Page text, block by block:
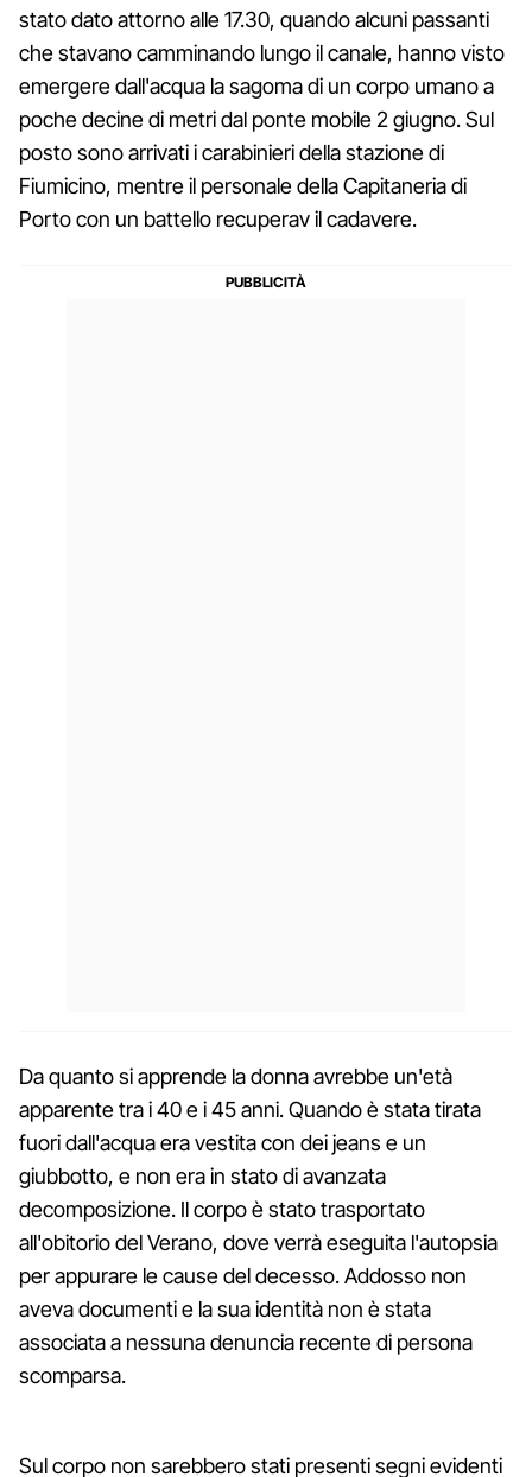
stato dato attorno alle 17.30, quando alcuni passanti
che stavano camminando lungo il canale, hanno visto
emergere dall'acqua la sagoma di un corpo umano a
poche decine di metri dal ponte mobile 2 giugno. Sul
posto sono arrivati i carabinieri della stazione di
Fiumicino, mentre il personale della Capitaneria di
Porto con un battello recuperav il cadavere.
Da quanto si apprende la donna avrebbe un'età
apparente tra i 40 e i 45 anni. Quando è stata tirata
fuori dall'acqua era vestita con dei jeans e un
giubbotto, e non era in stato di avanzata
decomposizione. Il corpo è stato trasportato
all'obitorio del Verano, dove verrà eseguita l'autopsia
per appurare le cause del decesso. Addosso non
aveva documenti e la sua identità non è stata
associata a nessuna denuncia recente di persona
scomparsa.
Sul corpo non sarebbero stati presenti segni evidenti